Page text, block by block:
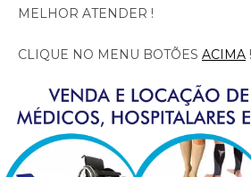
MELHOR ATENDER !
CLIQUE NO MENU BOTÕES ACIMA !